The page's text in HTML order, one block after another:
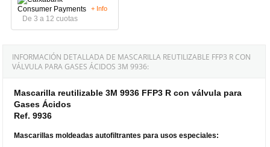
De 3 a 12 cuotas
+ Info
INFORMACIÓN DETALLADA DE MASCARILLA REUTILIZABLE FFP3 R CON
VÁLVULA PARA GASES ÁCIDOS 3M 9936:
Mascarilla reutilizable 3M 9936 FFP3 R con válvula para
Gases Ácidos
Ref. 9936
Mascarillas moldeadas autofiltrantes para usos especiales: